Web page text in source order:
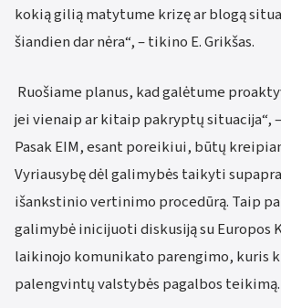
kokią gilią matytume krizę ar blogą
šiandien dar nėra“, – tikino E. Grikšas.
Ruošiame planus, kad galėtume
jei vienaip ar kitaip pakryptų situacija“,
Pasak EIM, esant poreikiui, būtų
Vyriausybę dėl galimybės taikyti
išankstinio vertinimo procedūrą. Taip
galimybė inicijuoti diskusiją su Europos
laikinojo komunikato parengimo, kuris
palengvintų valstybės pagalbos teikimą.